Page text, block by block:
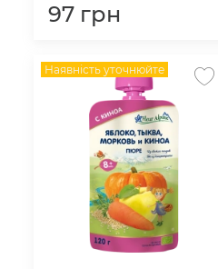
97 грн
Наявність уточнюйте